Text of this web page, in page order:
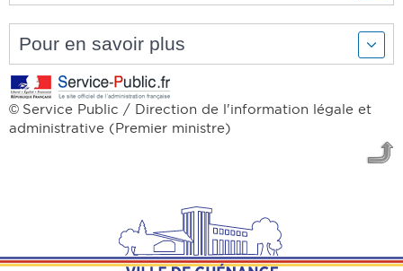
Pour en savoir plus
© Service Public / Direction de l'information légale et
administrative (Premier ministre)